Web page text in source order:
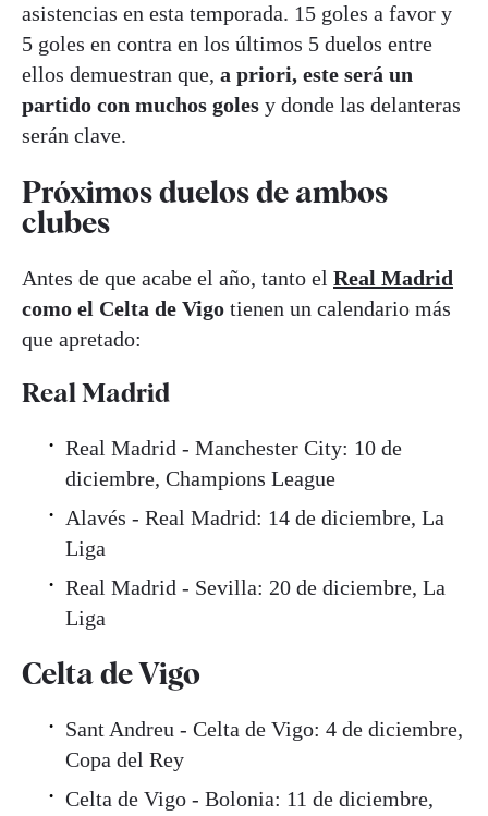
asistencias en esta temporada. 15 goles a favor y
5 goles en contra en los últimos 5 duelos entre
ellos demuestran que, a priori, este será un
partido con muchos goles y donde las delanteras
serán clave.
Próximos duelos de ambos
clubes
Antes de que acabe el año, tanto el Real Madrid
como el Celta de Vigo tienen un calendario más
que apretado:
Real Madrid
Real Madrid - Manchester City: 10 de
diciembre, Champions League
Alavés - Real Madrid: 14 de diciembre, La
Liga
Real Madrid - Sevilla: 20 de diciembre, La
Liga
Celta de Vigo
Sant Andreu - Celta de Vigo: 4 de diciembre,
Copa del Rey
Celta de Vigo - Bolonia: 11 de diciembre,